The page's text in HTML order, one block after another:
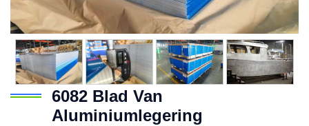
6082 Blad Van
Aluminiumlegering